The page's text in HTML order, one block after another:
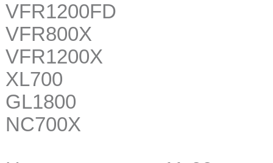
VFR1200FD
VFR800X
VFR1200X
XL700
GL1800
NC700X